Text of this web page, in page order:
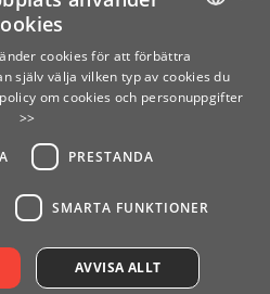
SWEDISH
cookies för att förbättra
själv välja vilken typ av cookies du
om cookies och personuppgifter
>>
PRESTANDA
SMARTA FUNKTIONER
AVVISA ALLT